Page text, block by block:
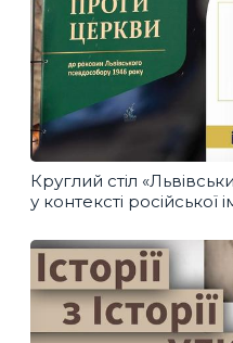
Круглий стіл
у контексті російської